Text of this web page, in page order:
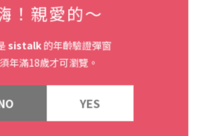
聲
瑞典LELO SILA™ 聲波吸吮按
！親愛的～
sistalk的年齡驗證彈窗
須年滿18歲才可瀏覽。
YES